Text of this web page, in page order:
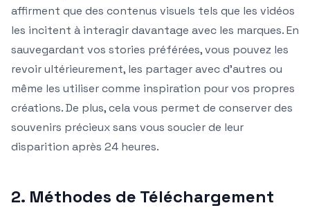
affirment que des contenus visuels tels que les vidéos
les incitent à interagir davantage avec les marques. En
sauvegardant vos stories préférées, vous pouvez les
revoir ultérieurement, les partager avec d’autres ou
même les utiliser comme inspiration pour vos propres
créations. De plus, cela vous permet de conserver des
souvenirs précieux sans vous soucier de leur
disparition après 24 heures.
2. Méthodes de Téléchargement